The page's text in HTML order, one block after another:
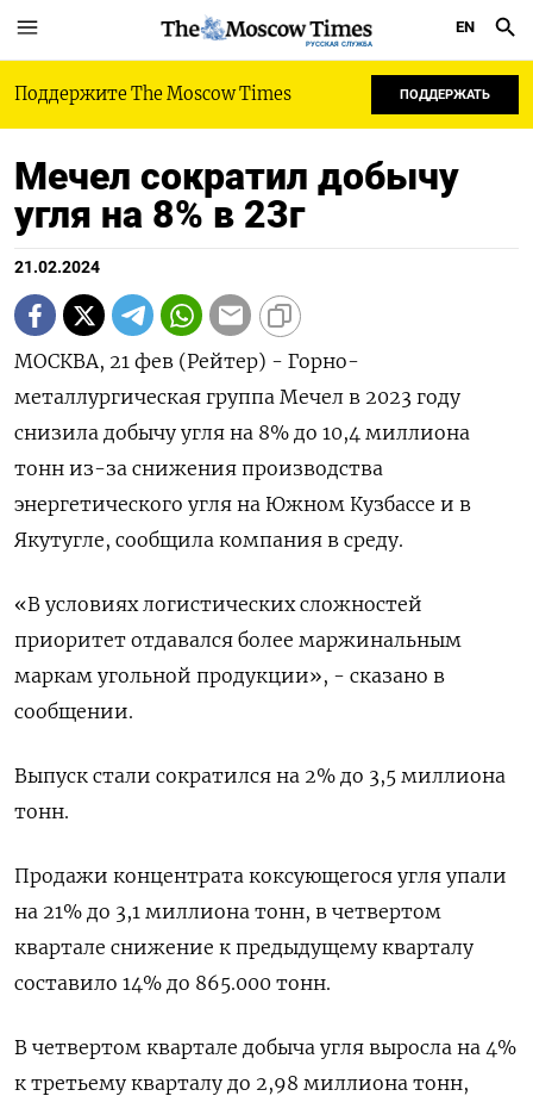
РУССКАЯ СЛУЖБА
EN
Поддержите The Moscow Times ПОДДЕРЖАТЬ
Мечел сократил добычу
угля на 8% в 23г
21.02.2024
МОСКВА, 21 фев (Рейтер) - Горно-
металлургическая группа Мечел в 2023 году
снизила добычу угля на 8% до 10,4 миллиона
тонн из-за снижения производства
энергетического угля на Южном Кузбассе и в
Якутугле, сообщила компания в среду.
«В условиях логистических сложностей
приоритет отдавался более маржинальным
маркам угольной продукции», - сказано в
сообщении.
Выпуск стали сократился на 2% до 3,5 миллиона
тонн.
Продажи концентрата коксующегося угля упали
на 21% до 3,1 миллиона тонн, в четвертом
квартале снижение к предыдущему кварталу
составило 14% до 865.000 тонн.
В четвертом квартале добыча угля выросла на 4%
к третьему кварталу до 2,98 миллиона тонн,